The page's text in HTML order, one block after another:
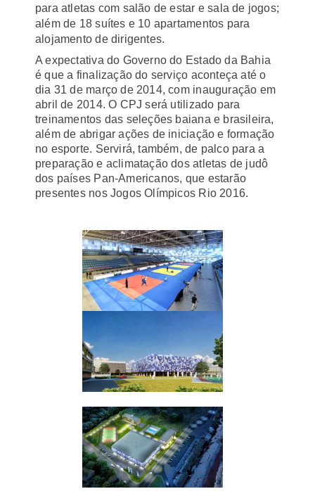
para atletas com salão de estar e sala de jogos;
além de 18 suítes e 10 apartamentos para
alojamento de dirigentes.
A expectativa do Governo do Estado da Bahia
é que a finalização do serviço aconteça até o
dia 31 de março de 2014, com inauguração em
abril de 2014. O CPJ será utilizado para
treinamentos das seleções baiana e brasileira,
além de abrigar ações de iniciação e formação
no esporte. Servirá, também, de palco para a
preparação e aclimatação dos atletas de judô
dos países Pan-Americanos, que estarão
presentes nos Jogos Olímpicos Rio 2016.